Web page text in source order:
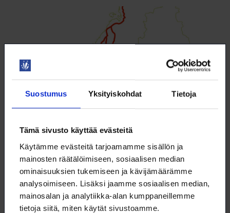
Suostumus Yksityiskohdat Tietoja
Tämä sivusto käyttää evästeitä
Käytämme evästeitä tarjoamamme sisällön ja
mainosten räätälöimiseen, sosiaalisen median
ominaisuuksien tukemiseen ja kävijämäärämme
analysoimiseen. Lisäksi jaamme sosiaalisen median,
mainosalan ja analytiikka-alan kumppaneillemme
tietoja siitä, miten käytät sivustoamme.
Vedyn siirtoverkkoa valmistellaan jo
Kotimaisesta kaasunsiirrosta huolehtiva valtion verkkoyhtiö Gasgrid
Finland Oy suunnittelee kansallista vedyn siirto­verkkoa.